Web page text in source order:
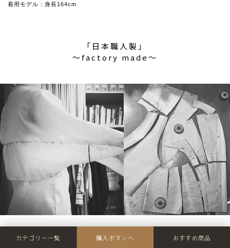
着用モデル：身長164cm
「日本職人製」
〜factory made〜
「マルチスリーブ」は、ほとんどのアイテムを立体裁断という技法で製
カテゴリー一覧 購入ボタンへ おすすめ商品